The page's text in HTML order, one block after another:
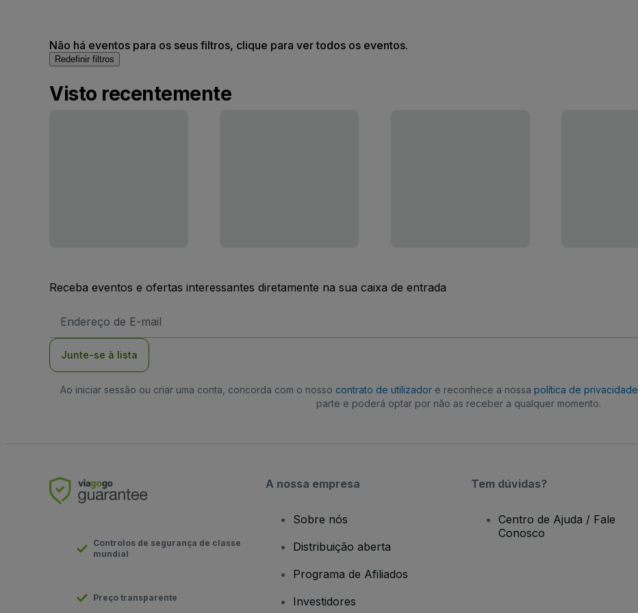
Não há eventos para os seus filtros, clique para ver todos os eventos.
Redefinir filtros
Visto recentemente
Receba eventos e ofertas interessantes diretamente na sua caixa de entrada
de
Junte-se à lista
Ao iniciar sessão ou criar uma conta, concorda com o nosso contrato de utilizador e reconhece a nossa política de privacidade
parte e poderá optar por não as receber a qualquer momento.
Controlos de segurança de classe
mundial
Preço transparente
A nossa empresa
Sobre nós
Distribuição aberta
Programa de Afiliados
Investidores
Tem dúvidas?
Centro de Ajuda / Fale
Conosco